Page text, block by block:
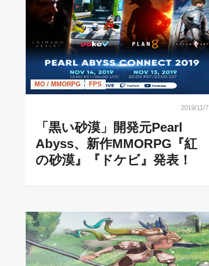
MO / MMORPG FPS
2019/11/7
「黒い砂漠」開発元Pearl
Abyss、新作MMORPG『紅
の砂漠』『ドケビ』発表！